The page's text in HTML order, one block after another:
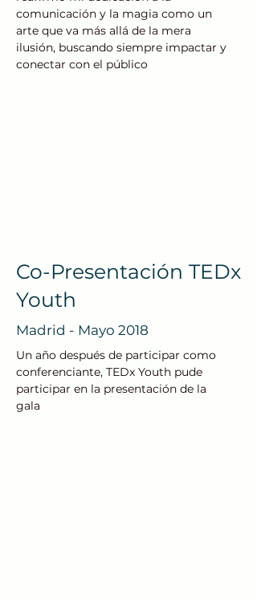
comunicación y la magia como un
arte que va más allá de la mera
ilusión, buscando siempre impactar y
conectar con el público
Co-Presentación TEDx
Youth
Madrid - Mayo 2018
Un año después de participar como
conferenciante, TEDx Youth pude
participar en la presentación de la
gala